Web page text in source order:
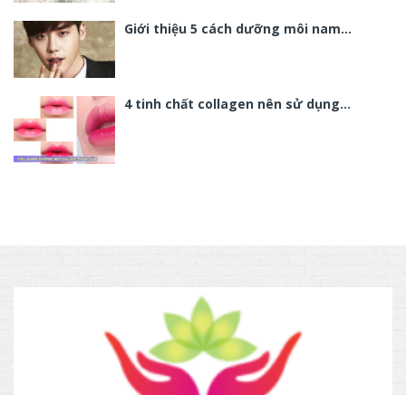
Giới thiệu 5 cách dưỡng môi nam…
4 tinh chất collagen nên sử dụng…